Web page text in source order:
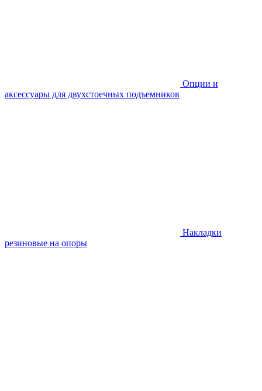
Опции и
аксессуары для двухстоечных подъемников
Накладки
резиновые на опоры